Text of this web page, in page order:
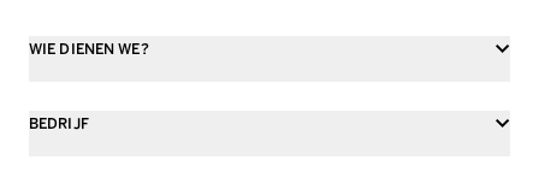
WIE DIENEN WE?
BEDRIJF